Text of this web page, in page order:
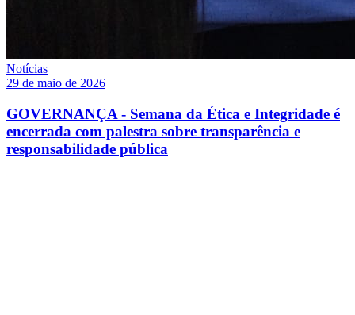
Notícias
29 de maio de 2026
GOVERNANÇA - Semana da Ética e Integridade é
encerrada com palestra sobre transparência e
responsabilidade pública